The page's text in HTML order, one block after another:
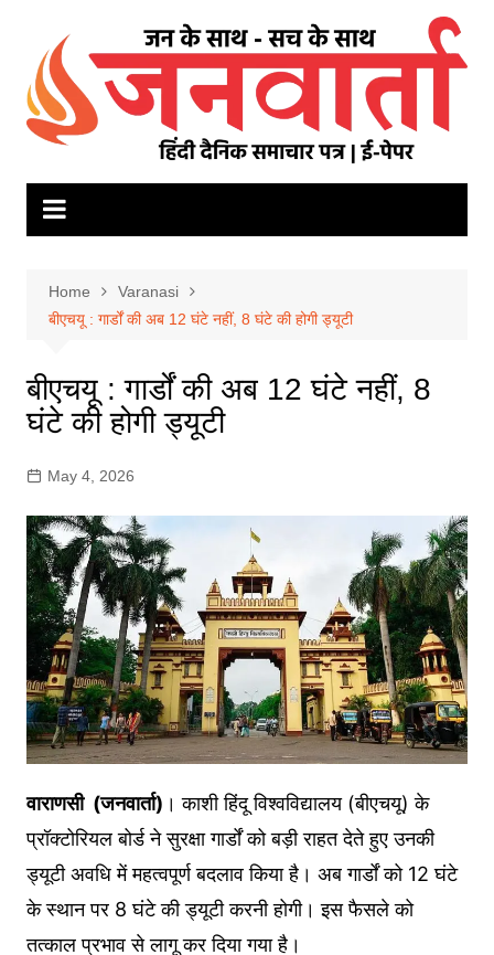
content
Home
Varanasi
बीएचयू : गार्डों की अब 12 घंटे नहीं, 8 घंटे की होगी ड्यूटी
बीएचयू : गार्डों की अब 12 घंटे नहीं, 8
घंटे की होगी ड्यूटी
May 4, 2026
वाराणसी (जनवार्ता) । काशी हिंदू विश्वविद्यालय (बीएचयू) के
प्रॉक्टोरियल बोर्ड ने सुरक्षा गार्डों को बड़ी राहत देते हुए उनकी
ड्यूटी अवधि में महत्वपूर्ण बदलाव किया है। अब गार्डों को 12 घंटे
के स्थान पर 8 घंटे की ड्यूटी करनी होगी। इस फैसले को
तत्काल प्रभाव से लागू कर दिया गया है।